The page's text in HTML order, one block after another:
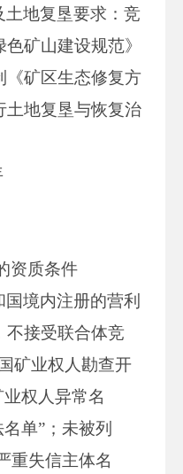
土地复垦要求：竞
矿山建设规范》
《矿区生态修复方
土地复垦与恢复治
资质条件
国境内注册的营利
不接受联合体竞
矿业权人勘查开
权人异常名
单”；未被列
重失信主体名